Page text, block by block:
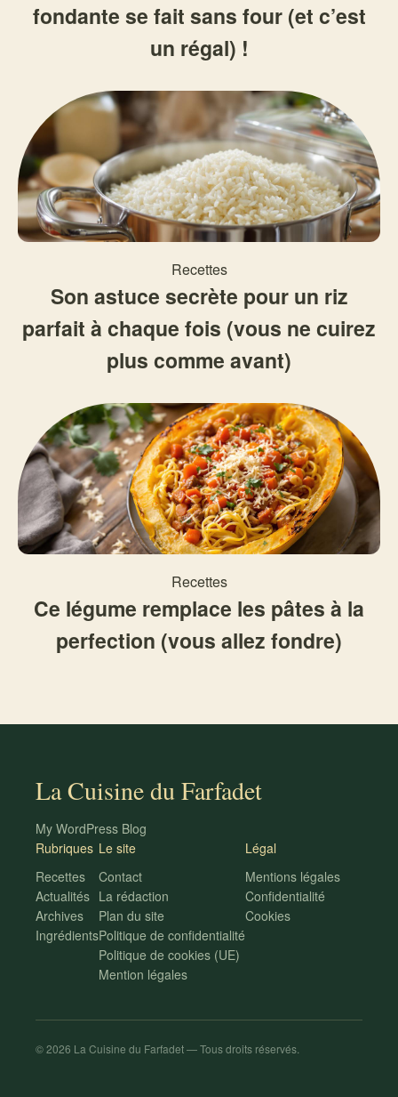
fondante se fait sans four (et c’est
un régal) !
Recettes
Son astuce secrète pour un riz
parfait à chaque fois (vous ne cuirez
plus comme avant)
Recettes
Ce légume remplace les pâtes à la
perfection (vous allez fondre)
La Cuisine du Farfadet
My WordPress Blog
Rubriques
Recettes
Actualités
Archives
Ingrédients
Le site
Contact
La rédaction
Plan du site
Politique de confidentialité
Politique de cookies (UE)
Mention légales
Légal
Mentions légales
Confidentialité
Cookies
© 2026 La Cuisine du Farfadet — Tous droits réservés.